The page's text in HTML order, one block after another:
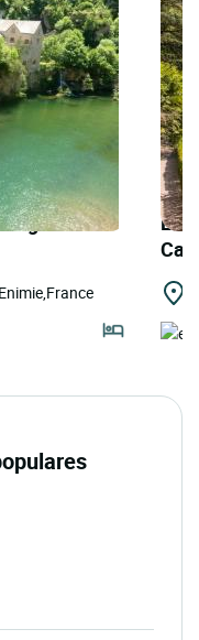
de la